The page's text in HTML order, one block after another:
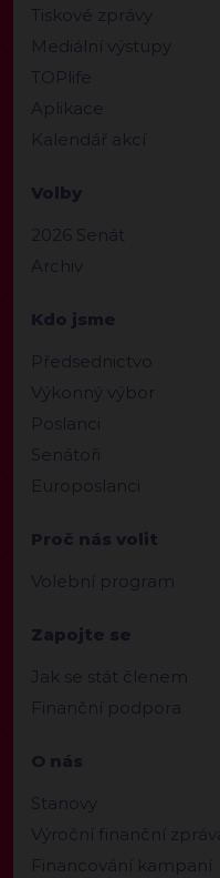
Tiskové zprávy
Mediální výstupy
TOPlife
Aplikace
Kalendář akcí
Volby
2026 Senát
Archiv
Kdo jsme
Předsednictvo
Výkonný výbor
Poslanci
Senátoři
Europoslanci
Proč nás volit
Volební program
Zapojte se
Jak se stát členem
Finanční podpora
O nás
Stanovy
Výroční finanční zpráva
Financování kampaní